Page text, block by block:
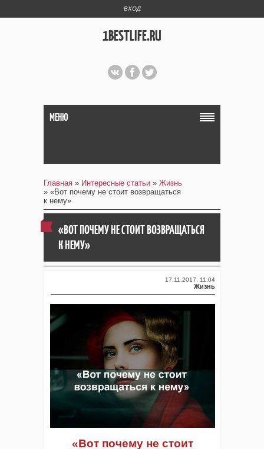
ВХОД
1BESTLIFE.RU
МЕНЮ
Главная » Интересные статьи » Жизнь
» «Вот почему не стоит возвращаться
к нему»
«ВОТ ПОЧЕМУ НЕ СТОИТ ВОЗВРАЩАТЬСЯ
К НЕМУ»
17.11.2017, 11:04
Жизнь
«Вот почему не стоит